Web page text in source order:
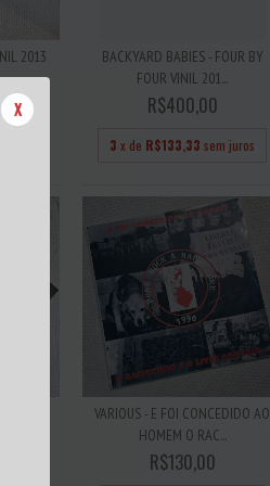
X
2013
BACKYARD BABIES - FOUR BY
FOUR VINIL 201...
R$400,00
3 x de R$133,33 sem juros
YOU
VARIOUS - E FOI CONCEDIDO AO
HOMEM O RAC...
R$130,00